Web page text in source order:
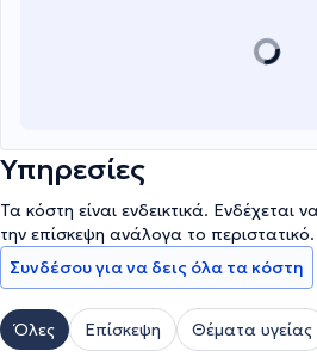
Υπηρεσίες
Τα κόστη είναι ενδεικτικά.
την επίσκεψη ανάλογα το περιστατικό.
Συνδέσου για να δεις όλα τα κόστη
Όλες Επίσκεψη Θέματα υγείας